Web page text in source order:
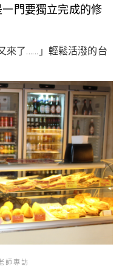
門要獨立完成的修
了……」輕鬆活潑的台
師專訪